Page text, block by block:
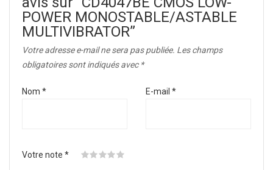
POWER MONOSTABLE/ASTABLE
MULTIVIBRATOR”
Votre adresse e-mail ne sera pas publiée. Les champs
obligatoires sont indiqués avec *
Nom * E-mail *
Votre note *